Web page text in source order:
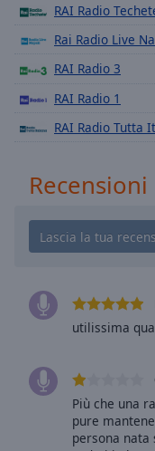
Chapters
Chapters
off,
Subtitles
subtitles
settings
subtitles
settings
dialog
off
selected
RAI Radio
Rai Radio Live
RAI Radio 3
RAI Radio 1
RAI Radio Tutta
utilissima
Più che una
pure
persona nata